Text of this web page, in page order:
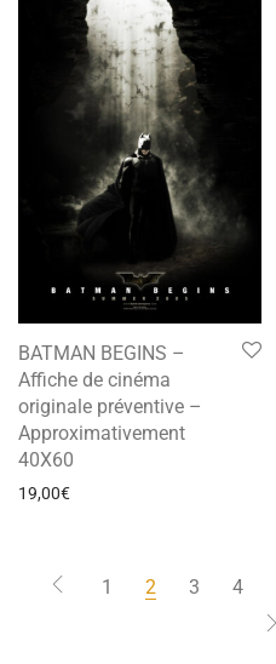
BATMAN BEGINS –
Affiche de cinéma
originale préventive –
Approximativement
40X60
19,00€
1 2 3 4